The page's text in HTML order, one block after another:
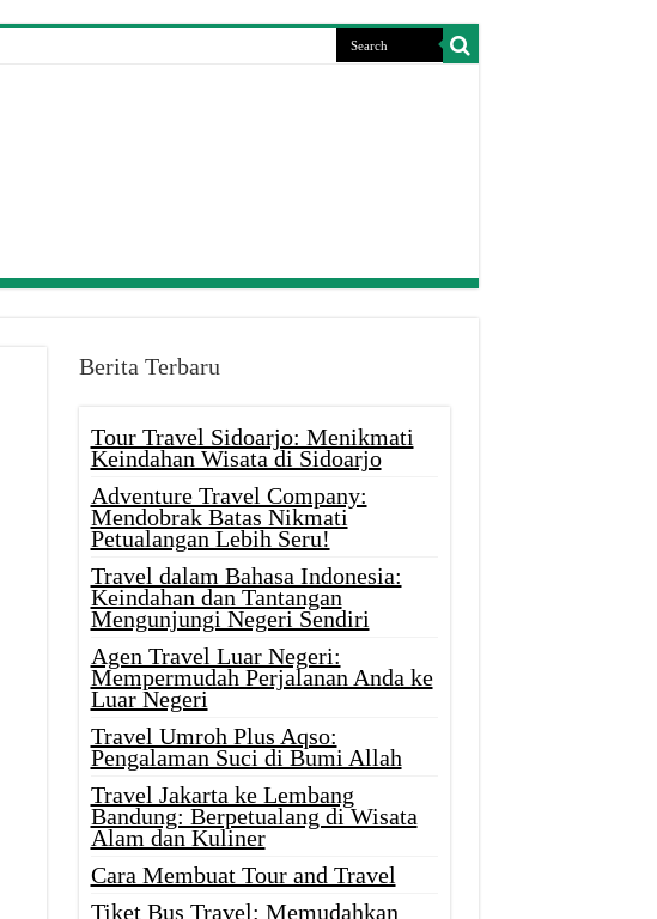
Berita Terbaru
Tour Travel Sidoarjo: Menikmati
Keindahan Wisata di Sidoarjo
Adventure Travel Company:
Mendobrak Batas Nikmati
Petualangan Lebih Seru!
Travel dalam Bahasa Indonesia:
Keindahan dan Tantangan
Mengunjungi Negeri Sendiri
Agen Travel Luar Negeri:
Mempermudah Perjalanan Anda ke
Luar Negeri
Travel Umroh Plus Aqso:
Pengalaman Suci di Bumi Allah
Travel Jakarta ke Lembang
Bandung: Berpetualang di Wisata
Alam dan Kuliner
Cara Membuat Tour and Travel
Tiket Bus Travel: Memudahkan